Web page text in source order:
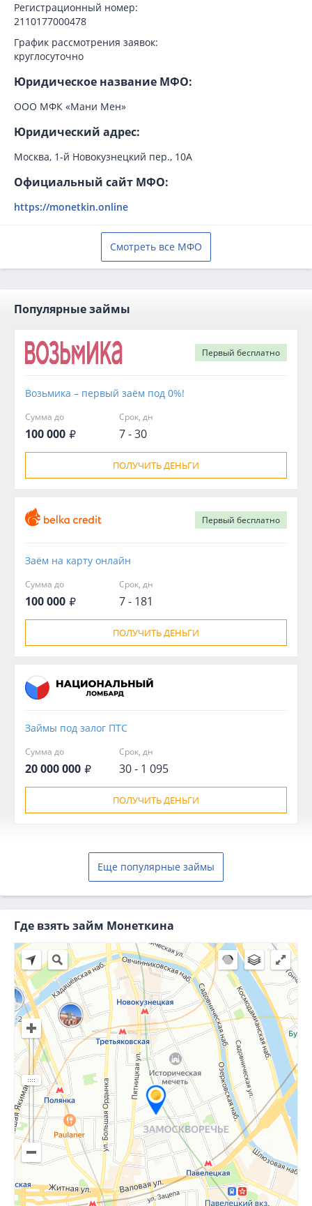
Регистрационный номер:
2110177000478
График рассмотрения заявок:
круглосуточно
Юридическое название МФО:
ООО МФК «Мани Мен»
Юридический адрес:
Москва, 1-й Новокузнецкий пер., 10А
Официальный сайт МФО:
https://monetkin.online
Смотреть все МФО
Популярные займы
Первый бесплатно
Возьмика – первый заём под 0%!
Сумма до
100 000
Срок, дн
7 - 30
ПОЛУЧИТЬ ДЕНЬГИ
Первый бесплатно
Заём на карту онлайн
Сумма до
100 000
Срок, дн
7 - 181
ПОЛУЧИТЬ ДЕНЬГИ
Займы под залог ПТС
Сумма до
20 000 000
Срок, дн
30 - 1 095
ПОЛУЧИТЬ ДЕНЬГИ
Еще популярные займы
Где взять займ Монеткина